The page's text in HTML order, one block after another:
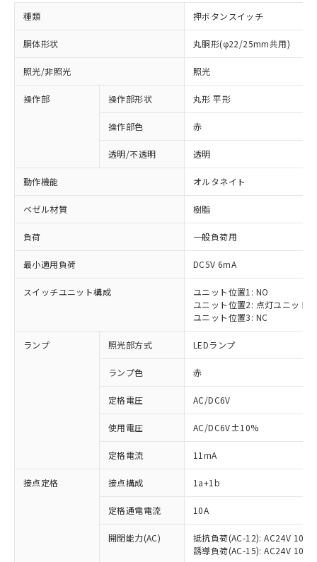
種類 押ボタンスイッチ
胴体形状 丸胴形(φ22/25mm共用)
照光/非照光 照光
操作部 操作部形状 丸形 平形
操作部色 赤
透明/不透明 透明
動作機能 オルタネイト
ベゼル材質 樹脂
負荷 一般負荷用
最小適用負荷 DC5V 6mA
スイッチユニット構成
ユニット位置1: NO
ユニット位置2: 点灯ユニット
ユニット位置3: NC
ランプ 照光部方式 LEDランプ
ランプ色 赤
定格電圧 AC/DC6V
使用電圧 AC/DC6V±10%
定格電流 11mA
接点定格 接点構成 1a+1b
定格通電電流 10A
開閉能力(AC)
抵抗負荷(AC-12): AC24V 10A/
誘導負荷(AC-15): AC24V
ご利用条件
ご利用ください。
非含有に対応した製品が提供可能な商品で
有に対応した製品に切り替える予定のある
対応予定なし：EU RoHS指令（10物質）の
非含有に非対応の商品で、対応品を出す予
定はありません。
調査・確認中：EU RoHS指令（10物質）の